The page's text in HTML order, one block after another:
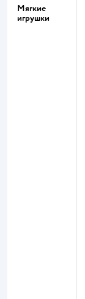
Мягкие
игрушки